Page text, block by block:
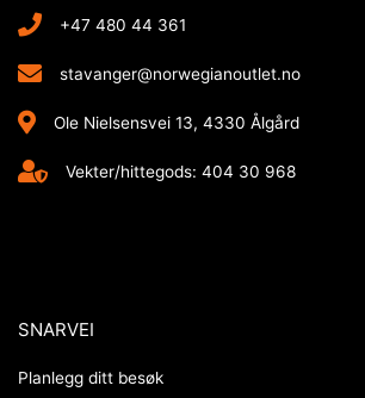
+47 480 44 361
stavanger@norwegianoutlet.no
Ole Nielsensvei 13, 4330 Ålgård
Vekter/hittegods: 404 30 968
SNARVEI
Planlegg ditt besøk